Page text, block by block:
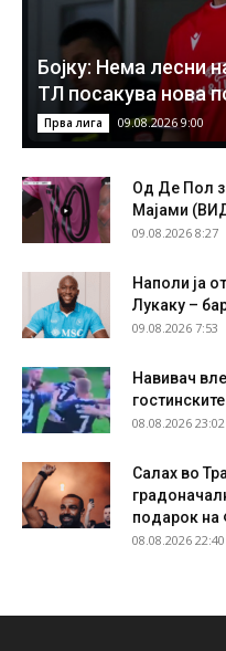
Бојку: Нема лесни
ТЛ посакува нова
Прва лига 09.08.2026 9:00
Од Де Пол
Мајами
09.08.2026 8:27
Наполи ја
Лукаку –
09.08.2026 7:53
Навивач
08.08.2026 23:02
Салах во
подарок
08.08.2026 22:40